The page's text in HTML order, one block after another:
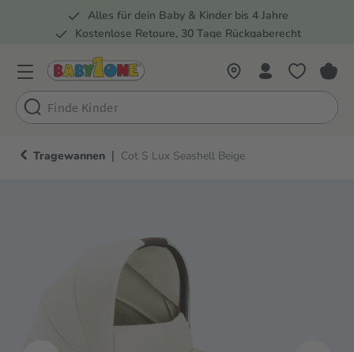
Zur Hauptnavigation springen
Alles für dein Baby & Kinder bis 4 Jahre
Kostenlose Retoure, 30 Tage Rückgaberecht
Tragewannen | Cot S Lux Seashell Beige